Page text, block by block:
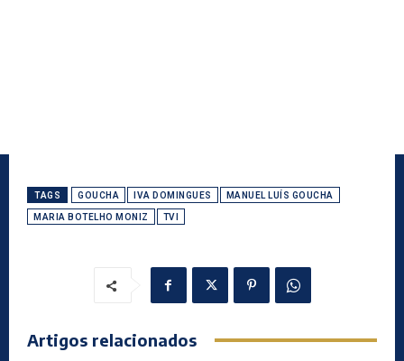
TAGS GOUCHA IVA DOMINGUES MANUEL LUÍS GOUCHA
MARIA BOTELHO MONIZ TVI
Artigos relacionados